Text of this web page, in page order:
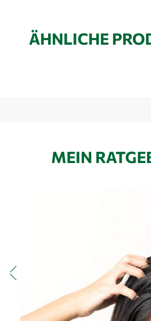
ÄHNLICHE
MEIN